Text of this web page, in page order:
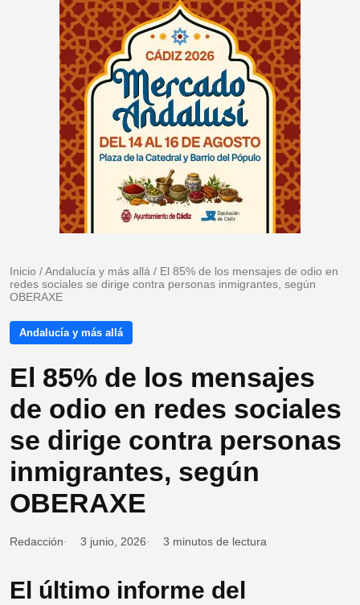
Inicio /Andalucía y más allá / El 85% de los mensajes de odio en
redes sociales se dirige contra personas inmigrantes, según
OBERAXE
Andalucía y más allá
El 85% de los mensajes
de odio en redes sociales
se dirige contra personas
inmigrantes, según
OBERAXE
Redacción 3 junio, 2026 3 minutos de lectura
El último informe del